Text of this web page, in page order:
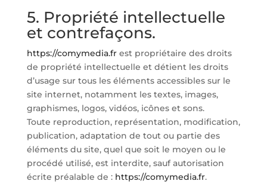
5. Propriété intellectuelle
et contrefaçons.
https://comymedia.frest propriétaire des droits
de propriété intellectuelle et détient les droits
d’usage sur tous les éléments accessibles sur le
site internet, notamment les textes, images,
graphismes, logos, vidéos, icônes et sons.
Toute reproduction, représentation, modification,
publication, adaptation de tout ou partie des
éléments du site, quel que soit le moyen ou le
procédé utilisé, est interdite, sauf autorisation
écrite préalable de : https://comymedia.fr.